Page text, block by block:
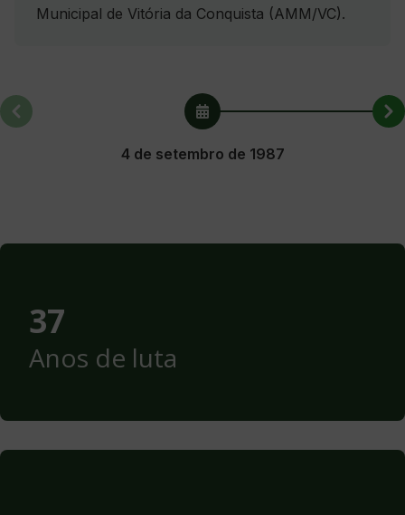
Municipal de Vitória da Conquista (AMM/VC).
4 de setembro de 1987
37
Anos de luta